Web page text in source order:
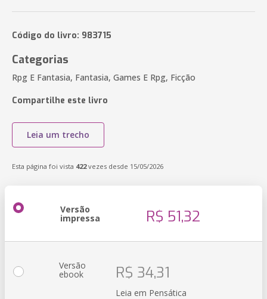
Código do livro: 983715
Categorias
Rpg E Fantasia, Fantasia, Games E Rpg, Ficção
Compartilhe este livro
Leia um trecho
Esta página foi vista 422vezes desde 15/05/2026
Versão
impressa R$ 51,32
Versão
ebook R$ 34,31
Leia em Pensática